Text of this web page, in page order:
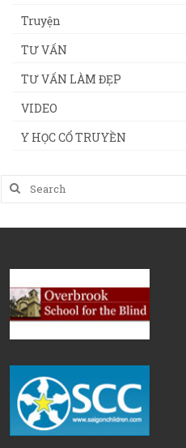
Truyện
TƯ VẤN
TƯ VẤN LÀM ĐẸP
VIDEO
Y HỌC CỔ TRUYỀN
Search
for: